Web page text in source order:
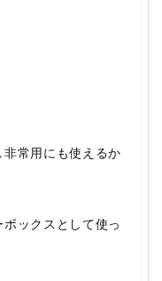
常用にも使えるか
ックスとして使っ